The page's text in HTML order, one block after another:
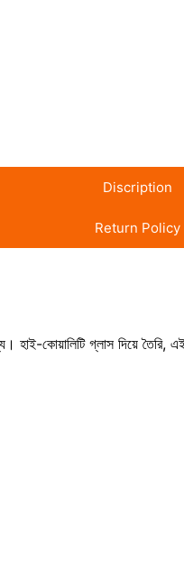
Discription
Return Policy
হাই-কোয়ালিটি গ্লাস দিয়ে